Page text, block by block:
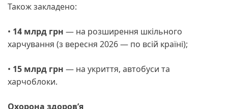
Також закладено:
• 14 млрд грн — на розширення шкільного
харчування (з вересня 2026 — по всій країні);
• 15 млрд грн — на укриття, автобуси та
харчоблоки.
Охорона здоров’я